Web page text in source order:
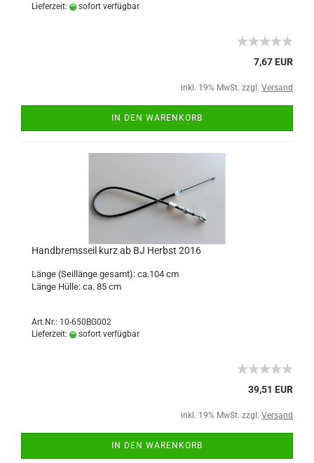
Lieferzeit:
sofort verfügbar
7,67 EUR
inkl. 19% MwSt. zzgl. Versand
IN DEN WARENKORB
Handbremsseil kurz ab BJ Herbst 2016
Länge (Seillänge gesamt): ca.104 cm
Länge Hülle: ca. 85 cm
Art.Nr.: 10-650BG002
Lieferzeit:
sofort verfügbar
39,51 EUR
inkl. 19% MwSt. zzgl. Versand
IN DEN WARENKORB